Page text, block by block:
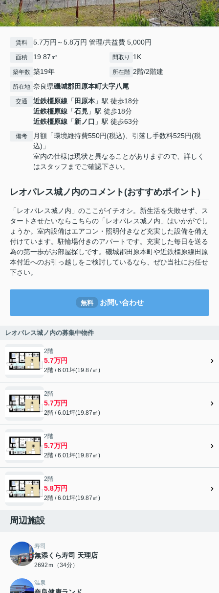
賃料 5.7万円～5.8万円 管理/共益費 5,000円
面積 19.87㎡ 間取り 1K
築年数 築19年 所在階 2階/2階建
所在地 奈良県磯城郡田原本町大字八尾
交通 近鉄橿原線 「 田原本 」駅 徒歩18分
近鉄橿原線 「石見 」駅 徒歩18分
近鉄橿原線 「新ノ口 」駅 徒歩63分
備考
月額「環境維持費550円(税込)、引落し手数料525円(税
込)」
室内の仕様は現状と異なることがありますので、詳しく
はスタッフまでご確認下さい。
レオパレス城ノ内のコメント(おすすめポイント)
「レオパレス城ノ内」のここがイチオシ。新生活を失敗せず、ス
タートさせたいならこちらの「レオパレス城ノ内」はいかがでし
ょうか。室内設備はエアコン・照明付きなど充実した設備を備え
付けています。駐輪場付きのアパートです。充実した毎日を送る
為の第一歩がお部屋探しです。磯城郡田原本町や近鉄橿原線田原
本付近へのお引っ越しをご検討しているなら、ぜひ当社にお任せ
下さい。
無料 お問い合わせ
レオパレス城ノ内の募集中物件
2階
5.7万円
2階 / 6.01坪(19.87㎡)
2階
5.7万円
2階 / 6.01坪(19.87㎡)
2階
5.7万円
2階 / 6.01坪(19.87㎡)
2階
5.8万円
2階 / 6.01坪(19.87㎡)
周辺施設
寿司
無添くら寿司 天理店
2692ｍ（34分）
温泉